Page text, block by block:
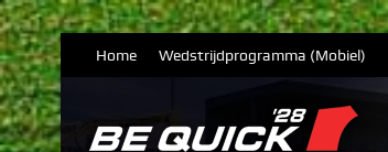
Home Wedstrijdprogramma (Mobiel)